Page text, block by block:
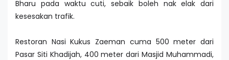
Bharu pada waktu cuti, sebaik boleh nak elak dari
kesesakan trafik.
Restoran Nasi Kukus Zaeman cuma 500 meter dari
Pasar Siti Khadijah, 400 meter dari Masjid Muhammadi,